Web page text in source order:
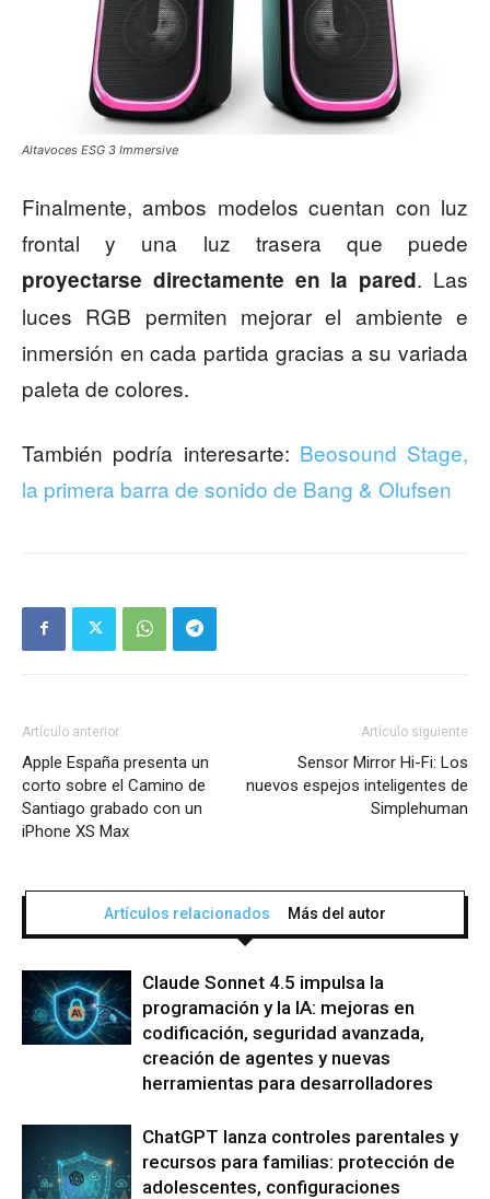
Altavoces ESG 3 Immersive
Finalmente, ambos modelos cuentan con luz
frontal y una luz trasera que puede
proyectarse directamente en la pared. Las
luces RGB permiten mejorar el ambiente e
inmersión en cada partida gracias a su variada
paleta de colores.
También podría interesarte: Beosound Stage,
la primera barra de sonido de Bang & Olufsen
Artículo anterior
Apple España presenta un
corto sobre el Camino de
Santiago grabado con un
iPhone XS Max
Artículo siguiente
Sensor Mirror Hi-Fi: Los
nuevos espejos inteligentes de
Simplehuman
Artículos relacionados Más del autor
Claude Sonnet 4.5 impulsa la
programación y la IA: mejoras en
codificación, seguridad avanzada,
creación de agentes y nuevas
herramientas para desarrolladores
ChatGPT lanza controles parentales y
recursos para familias: protección de
adolescentes, configuraciones